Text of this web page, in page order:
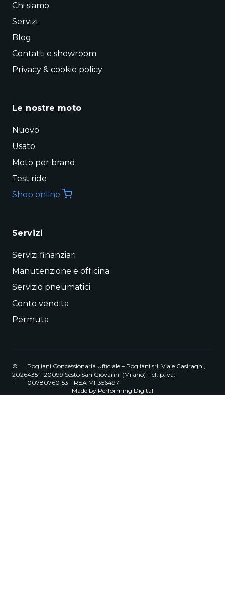
Chi siamo
Servizi
Blog
Contatti e showroom
Privacy & cookie policy
Le nostre moto
Nuovo
Usato
Moto per brand
Test ride
Shop online
Servizi
Servizi finanziari
Manutenzione e officina
Servizio pneumatici
Conto vendita
Permuta
©
2026
-
Pogliani Concessionaria Ufficiale – Pogliani srl, Viale Casiraghi,
435 – 20099 Sesto San Giovanni (Milano) – cf. p.iva:
00780760153 - REA MI-356497
Made by Performing Digital